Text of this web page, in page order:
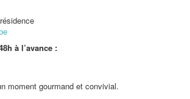
à l’avance :
moment gourmand et convivial.